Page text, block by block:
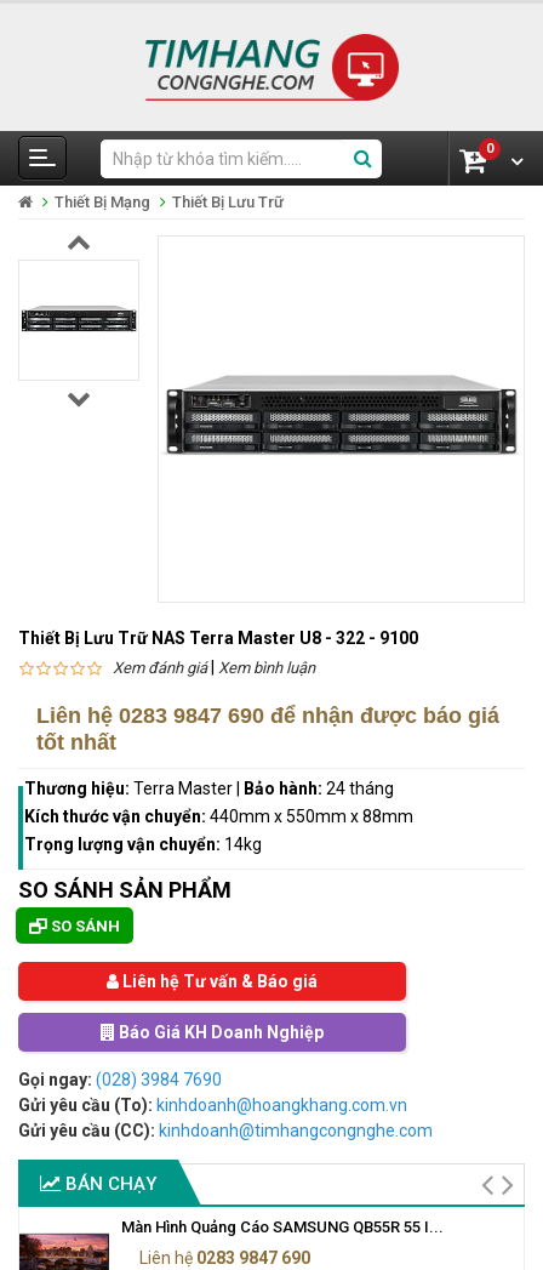
0
Thiết Bị Mạng Thiết Bị Lưu Trữ
Thiết Bị Lưu Trữ NAS Terra Master U8 - 322 - 9100
Xem đánh giá| Xem bình luận
Liên hệ 0283 9847 690 để nhận được báo giá
tốt nhất
Thương hiệu: Terra Master Bảo hành: 24 tháng
Kích thước vận chuyển: 440mm x 550mm x 88mm
Trọng lượng vận chuyển: 14kg
SO SÁNH SẢN PHẨM
SO SÁNH
Liên hệ Tư vấn & Báo giá
Báo Giá KH Doanh Nghiệp
Gọi ngay: (028) 3984 7690
Gửi yêu cầu (To): kinhdoanh@hoangkhang.com.vn
Gửi yêu cầu (CC): kinhdoanh@timhangcongnghe.com
BÁN CHẠY
Màn Hình Quảng Cáo SAMSUNG QB55R 55 I...
Liên hệ 0283 9847 690